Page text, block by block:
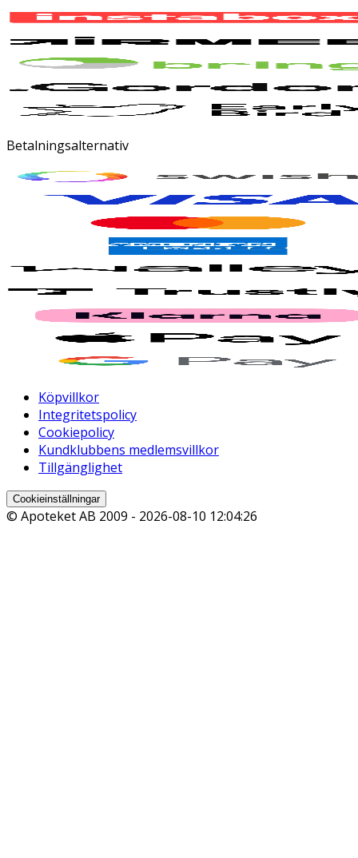
Betalningsalternativ
Köpvillkor
Integritetspolicy
Cookiepolicy
Kundklubbens medlemsvillkor
Tillgänglighet
Cookieinställningar
© Apoteket AB 2009 - 2026-08-10 12:04:26